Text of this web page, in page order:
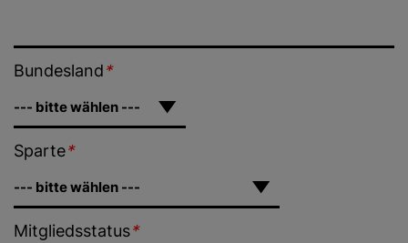
Bundesland*
Sparte*
Mitgliedsstatus*